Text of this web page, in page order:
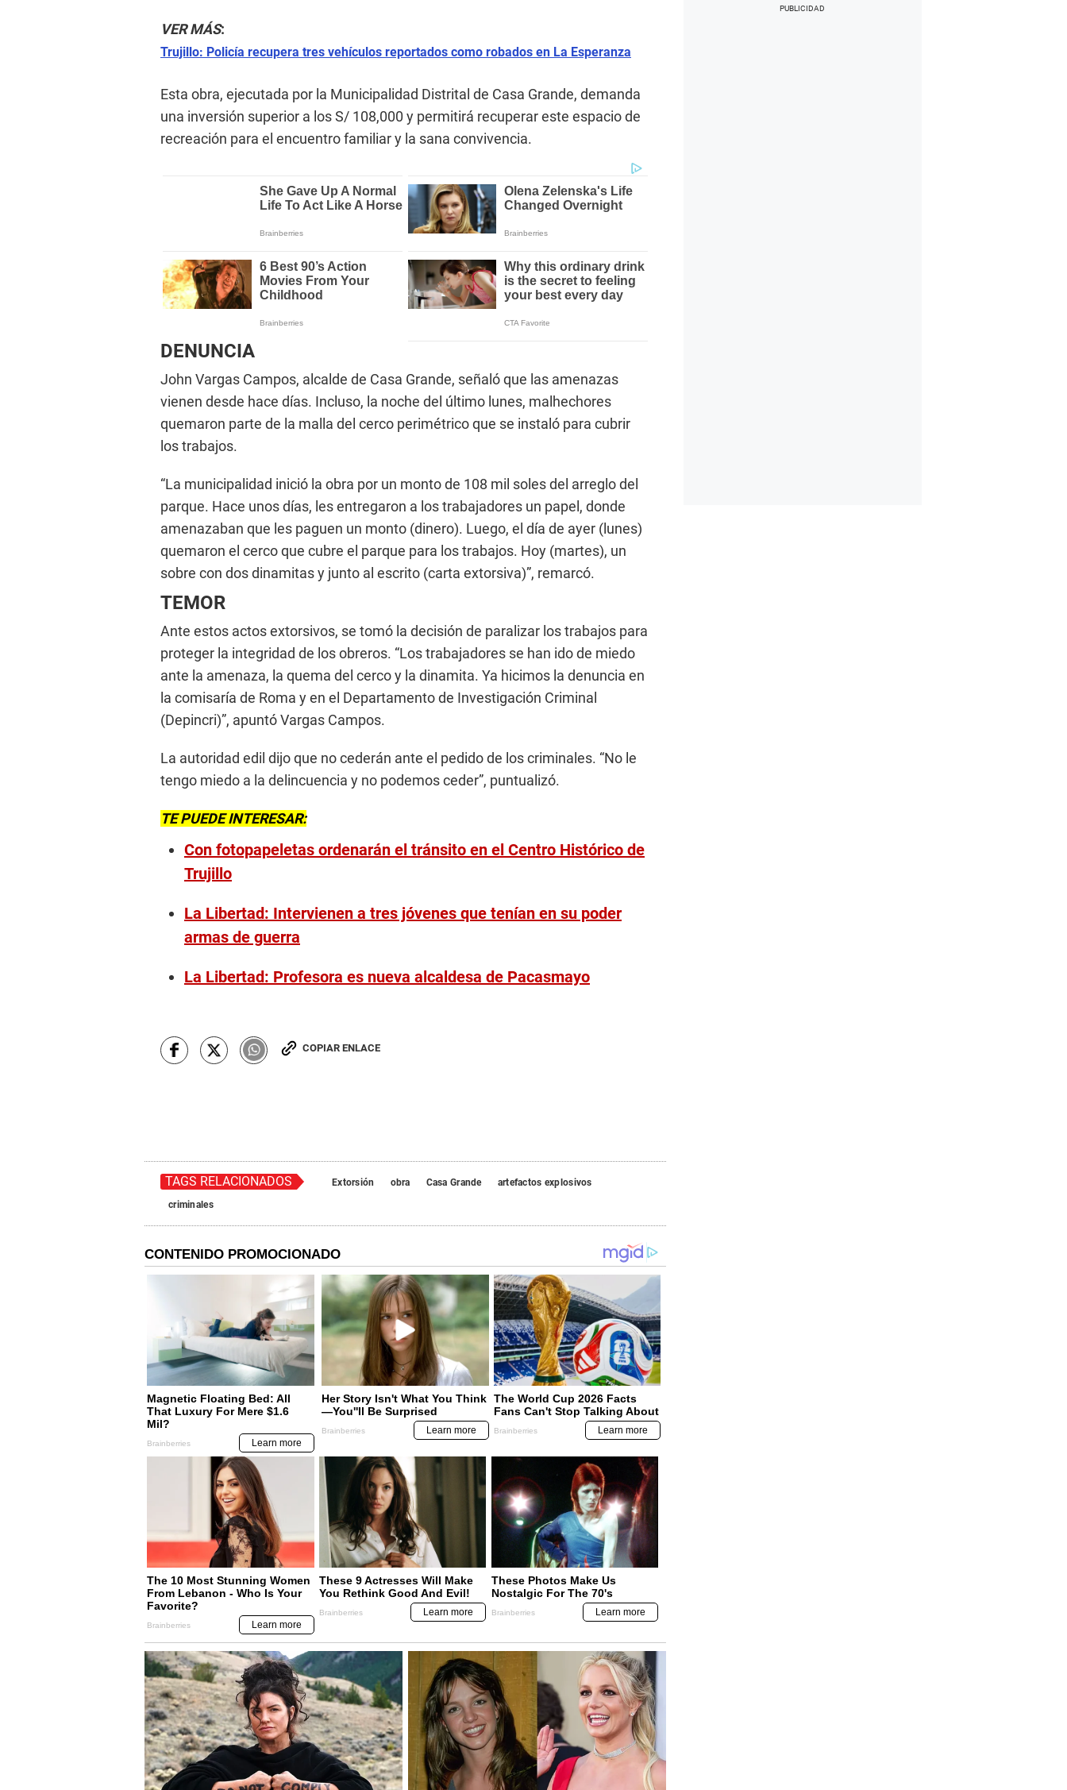
VER MÁS:
Trujillo: Policía recupera tres vehículos reportados como robados en La Esperanza
Esta obra, ejecutada por la Municipalidad Distrital de Casa Grande, demanda
una inversión superior a los S/ 108,000 y permitirá recuperar este espacio de
recreación para el encuentro familiar y la sana convivencia.
DENUNCIA
John Vargas Campos, alcalde de Casa Grande, señaló que las amenazas
vienen desde hace días. Incluso, la noche del último lunes, malhechores
quemaron parte de la malla del cerco perimétrico que se instaló para cubrir
los trabajos.
“La municipalidad inició la obra por un monto de 108 mil soles del arreglo del
parque. Hace unos días, les entregaron a los trabajadores un papel, donde
amenazaban que les paguen un monto (dinero). Luego, el día de ayer (lunes)
quemaron el cerco que cubre el parque para los trabajos. Hoy (martes), un
sobre con dos dinamitas y junto al escrito (carta extorsiva)”, remarcó.
TEMOR
Ante estos actos extorsivos, se tomó la decisión de paralizar los trabajos para
proteger la integridad de los obreros. “Los trabajadores se han ido de miedo
ante la amenaza, la quema del cerco y la dinamita. Ya hicimos la denuncia en
la comisaría de Roma y en el Departamento de Investigación Criminal
(Depincri)”, apuntó Vargas Campos.
La autoridad edil dijo que no cederán ante el pedido de los criminales. “No le
tengo miedo a la delincuencia y no podemos ceder”, puntualizó.
TE PUEDE INTERESAR:
Con fotopapeletas ordenarán el tránsito en el Centro Histórico de
Trujillo
La Libertad: Intervienen a tres jóvenes que tenían en su poder
armas de guerra
La Libertad: Profesora es nueva alcaldesa de Pacasmayo
COPIAR ENLACE
TAGS RELACIONADOS Extorsión obra Casa Grande
artefactos explosivos
criminales